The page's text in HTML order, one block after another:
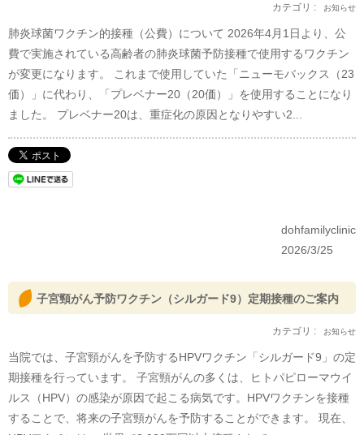
カテゴリ : お知らせ
肺炎球菌ワクチン的接種（公費）について 2026年4月1日より、公
費で実施されている高齢者の肺炎球菌予防接種で使用するワクチン
が変更になります。 これまで使用していた「ニューモバックス（23
価）」に代わり、「プレベナー20（20価）」を使用することになり
ました。 プレベナー20は、重症化の原因となりやすい2...
dohfamilyclinic
2026/3/25
子宮頸がん予防ワクチン（シルガード9）定期接種のご案内
カテゴリ : お知らせ
当院では、子宮頸がんを予防するHPVワクチン「シルガード9」の定
期接種を行っています。 子宮頸がんの多くは、ヒトパピローマウイ
ルス（HPV）の感染が原因で起こる病気です。HPVワクチンを接種
することで、将来の子宮頸がんを予防することができます。 現在、